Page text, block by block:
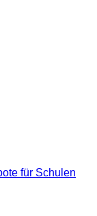
für Schulen